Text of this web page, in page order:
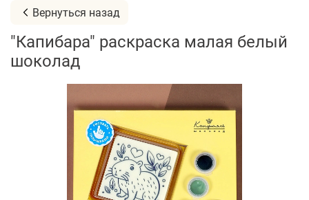
Вернуться назад
"Капибара" раскраска малая белый
шоколад